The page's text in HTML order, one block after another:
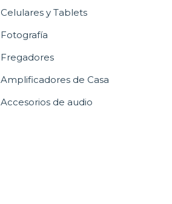
Celulares y Tablets
Fotografía
Fregadores
Amplificadores de Casa
Accesorios de audio